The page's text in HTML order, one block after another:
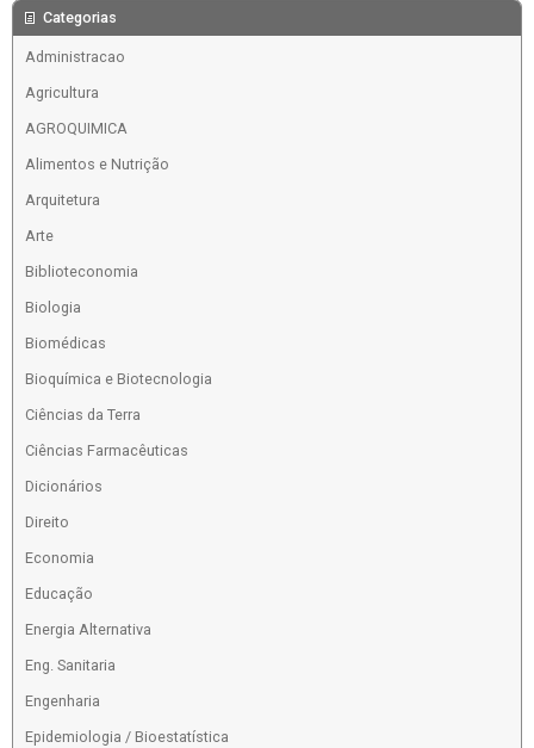
Categorias
Administracao
Agricultura
AGROQUIMICA
Alimentos e Nutrição
Arquitetura
Arte
Biblioteconomia
Biologia
Biomédicas
Bioquímica e Biotecnologia
Ciências da Terra
Ciências Farmacêuticas
Dicionários
Direito
Economia
Educação
Energia Alternativa
Eng. Sanitaria
Engenharia
Epidemiologia / Bioestatística